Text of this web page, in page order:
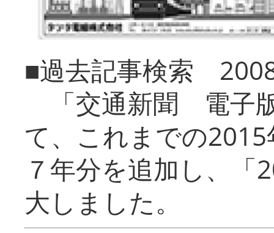
■過去記事検索
「交通新聞 電子
て、これまでの
７年分を追加し、「
大しまし